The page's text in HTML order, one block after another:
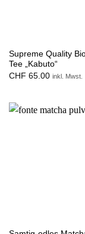
Supreme Quality
Tee „Kabuto“
CHF 65.00 inkl. Mwst.